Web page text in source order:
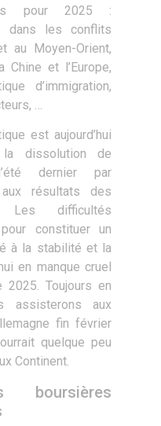
pour 2025 :
dans les conflits
au Moyen-Orient,
Chine et l’Europe,
d’immigration,
…
est aujourd’hui
dissolution de
dernier par
aux résultats des
Les difficultés
constituer un
à la stabilité et la
en manque cruel
2025. Toujours en
assisterons aux
fin février
quelque peu
Continent.
boursières